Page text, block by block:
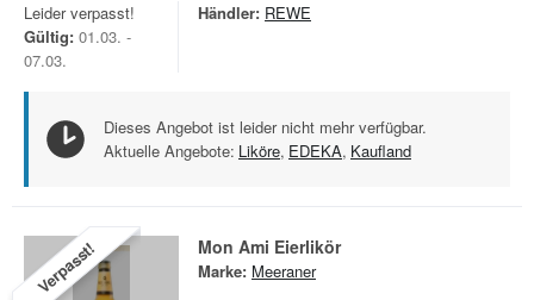
Leider verpasst!
Gültig: 01.03. -
07.03.
Händler: REWE
Dieses Angebot ist leider nicht mehr verfügbar.
Aktuelle Angebote: Liköre, EDEKA, Kaufland
Verpasst! Mon Ami Eierlikör
Marke: Meeraner